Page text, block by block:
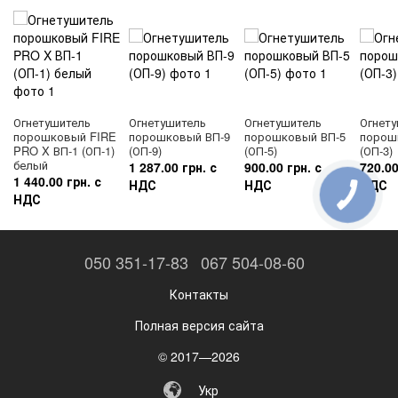
ассортимент продукции по конкурентным ценам с
гарантией качества, полным комплектом
разрешительной и сертификационной документации.
Доставка сформированного заказа осуществляется
курьерскими службами или собственным
населенный пункт Украины.
Расчет количества огнетушителей
Необходимость установки знаков пожарной
безопасности регламентируется правилами пожарной
однозначного понимания определенных требований,
касающихся безопасности, сохранения жизни и
без применения слов или с их минимальным
Огнетушитель
порошковый FIRE
PRO X ВП-1 (ОП-1)
белый
1 440.00 грн. с
НДС
Огнетушитель
порошковый ВП-9
(ОП-9)
1 287.00 грн. с
НДС
Огнетушитель
порошковый ВП-5
(ОП-5)
900.00 грн. с
НДС
(ОП-3)
НДС
050 351-17-83 067 504-08-60
Контакты
Полная версия сайта
© 2017—2026
Укр